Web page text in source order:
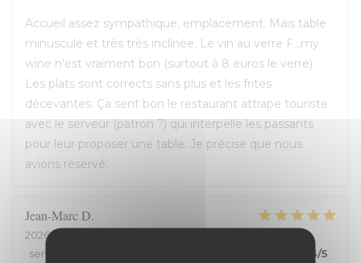
Accueil assez sympathique, emplacement. Mais table
minuscule et très très inclinée. Le vin au verre F...my
wine n'est vraiment bon (surtout à 8 euros le verre).
Les plats sont corrects sans plus et les frites
décevantes. Ça sent bon le restaurant attrape touriste
avec le serveur (patron ?) qui interpelle les passants
pour leur proposer une table. Je précise que nous
avions réservé.
Jean-MarcD
2026-08-05
service
5/5